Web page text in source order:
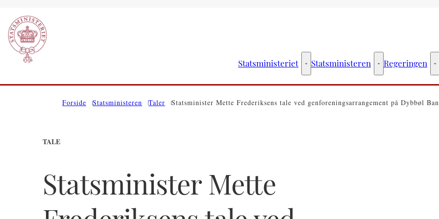
Statsministeriet Statsministeriet - Flere links
Statsministeren Statsministeren -
Regeringen
Forside Statsministeren Taler Statsminister Mette Frederiksens tale ved genforeningsarrangement på Dybbøl
TALE
Statsminister Mette